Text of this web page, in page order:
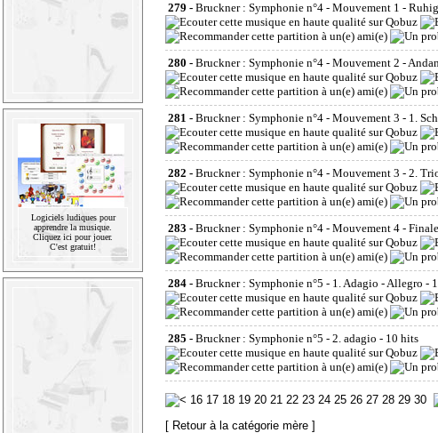
Logiciels ludiques pour
apprendre la musique.
Cliquez ici pour jouer.
C'est gratuit!
279 - Bruckner : Symphonie n°4 - Mouvement 1 -
280 - Bruckner : Symphonie n°4 - Mouvement 2 -
281 - Bruckner : Symphonie n°4 - Mouvement 3 - 1.
282 - Bruckner : Symphonie n°4 - Mouvement 3 - 2.
283 - Bruckner : Symphonie n°4 - Mouvement 4 -
284 - Bruckner : Symphonie n°5 - 1. Adagio - Allegro -
285 - Bruckner : Symphonie n°5 - 2. adagio - 10 hits
16 17 18 19 20 21 22 23 24 25 26 27 28 29 30
[ Retour à la catégorie mère ]